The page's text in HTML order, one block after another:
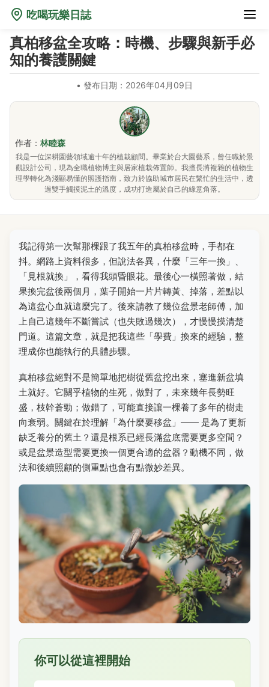
吃喝玩樂日誌
真柏移盆全攻略：時機、步驟與新手必
知的養護關鍵
• 發布日期：2026年04月09日
作者： 林睦森
我是一位深耕園藝領域逾十年的植栽顧問。畢業於台大園藝系，曾任職於景
觀設計公司，現為全職植物博主與居家植栽佈置師。我擅長將複雜的植物生
理學轉化為淺顯易懂的照護指南，致力於協助城市居民在繁忙的生活中，透
過雙手觸摸泥土的溫度，成功打造屬於自己的綠意角落。
我記得第一次幫那棵跟了我五年的真柏移盆時，手都在
抖。網路上資料很多，但說法各異，什麼「三年一換」、
「見根就換」，看得我頭昏眼花。最後心一橫照著做，結
果換完盆後兩個月，葉子開始一片片轉黃、掉落，差點以
為這盆心血就這麼完了。後來請教了幾位盆景老師傅，加
上自己這幾年不斷嘗試（也失敗過幾次），才慢慢摸清楚
門道。這篇文章，就是把我這些「學費」換來的經驗，整
理成你也能執行的具體步驟。
真柏移盆絕對不是簡單地把樹從舊盆挖出來，塞進新盆填
土就好。它關乎植物的生死，做對了，未來幾年長勢旺
盛，枝幹蒼勁；做錯了，可能直接讓一棵養了多年的樹走
向衰弱。關鍵在於理解「為什麼要移盆」—— 是為了更新
缺乏養分的舊土？還是根系已經長滿盆底需要更多空間？
或是盆景造型需要更換一個更合適的盆器？動機不同，做
法和後續照顧的側重點也會有點微妙差異。
你可以從這裡開始